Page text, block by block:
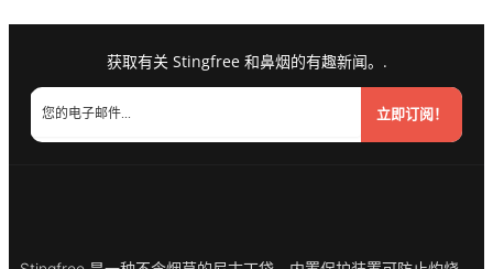
获取有关 Stingfree 和鼻烟的有趣新闻。.
立即订阅！